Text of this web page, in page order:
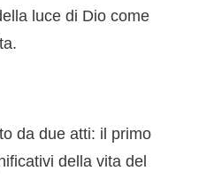
luce di Dio come
da due atti: il primo
della vita del